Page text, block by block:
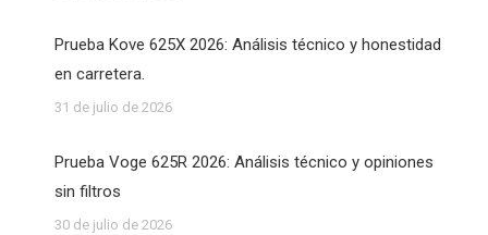
Prueba Kove 625X 2026: Análisis técnico y honestidad
en carretera.
31 de julio de 2026
Prueba Voge 625R 2026: Análisis técnico y opiniones
sin filtros
30 de julio de 2026